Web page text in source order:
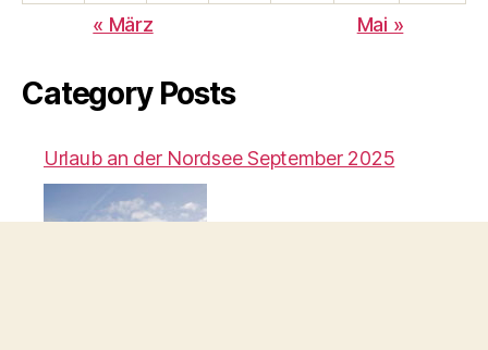
« März Mai »
Category Posts
Urlaub an der Nordsee September 2025